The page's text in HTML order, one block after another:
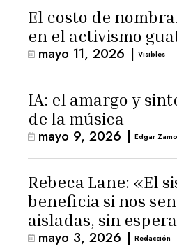
El costo de
en el activismo
mayo 11, 2026 | Visibles
IA: el amargo y
de la música
mayo 9, 2026 | Edgar
Rebeca Lane: «El
beneficia si nos
aisladas, sin
para la ternura»
mayo 3, 2026 | Redacción